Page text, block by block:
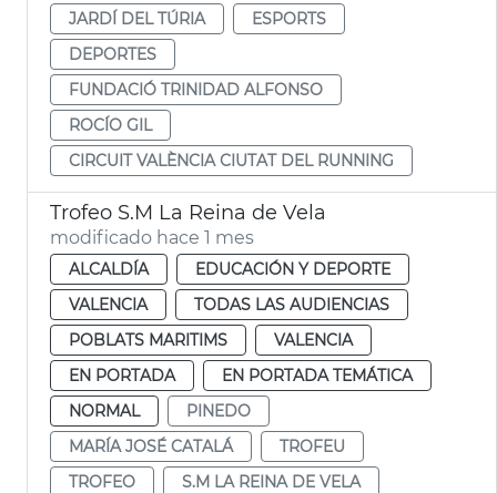
JARDÍ DEL TÚRIA
ESPORTS
DEPORTES
FUNDACIÓ TRINIDAD ALFONSO
ROCÍO GIL
CIRCUIT VALÈNCIA CIUTAT DEL RUNNING
Trofeo S.M La Reina de Vela
modificado hace 1 mes
ALCALDÍA
EDUCACIÓN Y DEPORTE
VALENCIA
TODAS LAS AUDIENCIAS
POBLATS MARITIMS
VALENCIA
EN PORTADA
EN PORTADA TEMÁTICA
NORMAL
PINEDO
MARÍA JOSÉ CATALÁ
TROFEU
TROFEO
S.M LA REINA DE VELA